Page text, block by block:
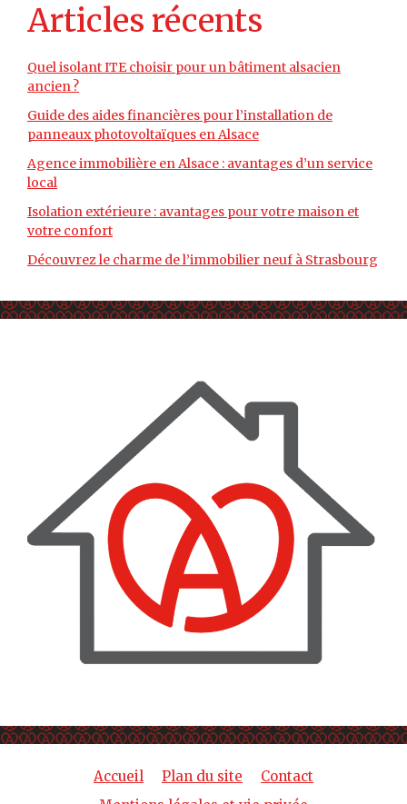
Articles récents
Quel isolant ITE choisir pour un bâtiment alsacien
ancien ?
Guide des aides financières pour l’installation de
panneaux photovoltaïques en Alsace
Agence immobilière en Alsace : avantages d’un service
local
Isolation extérieure : avantages pour votre maison et
votre confort
Découvrez le charme de l’immobilier neuf à Strasbourg
Accueil Plan du site
Contact